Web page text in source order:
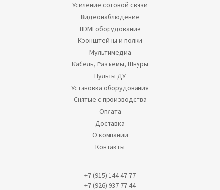
Усиление сотовой связи
Видеонаблюдение
HDMI оборудование
Кронштейны и полки
Мультимедиа
Кабель, Разъемы, Шнуры
Пульты ДУ
Установка оборудования
Снятые с производства
Оплата
Доставка
О компании
Контакты
+7 (915) 144 47 77
+7 (926) 937 77 44